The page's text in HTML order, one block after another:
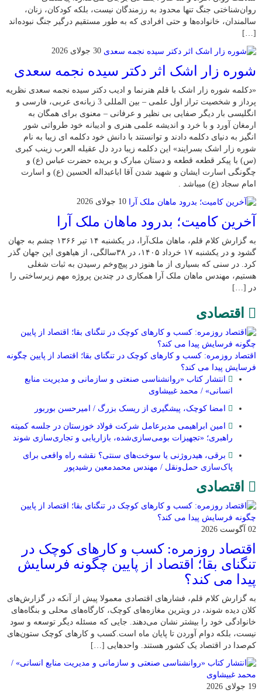
روان‌شناختی جنگ تنها محدود به رزمندگان نیست، بلکه کودکان، زنان،
سالمندان، خانواده‌ها و حتی افرادی که به طور مستقیم درگیر جنگ نبوده‌اند
[…]
30 جولای 2026
شوره زار اشک اثر دکتر سیده نجمه سعدی
«دکلمه شوره زار اشک با قلم هنرنما و ادیب دکتر سیده نجمه سعدی نظریه
پرداز و شخصیت تراز اول علمی – بین المللی 3 زبانه‌ی عربی، فارسی و
انگلیسی بار دیگر صفایی بی نظیر و عرفانی – معنوی برای همگان به
ارمغان آورد و با خرد و اندیشه علمی هنری و ادیبانه خود طرواتی شور
انگیز به دنیای دکلمه دادند و توانستند با دانش خود دکلمه ای زیبا به نام
شوره زار اشک بسرایند» این دکلمه زیبا درد دل عقیله العرب زینب کبری
(س) با پیکر قطعه قطعه و دستان مبارک و بریده حضرت عباس (ع) و
چگونگی اسارت ایشان و شهید شدن آقا اباعبداله الحسین (ع) و اسارت
امام سجاد (ع) میباشد .
10 جولای 2026
​آخرین کامیت؛ بدرود ماهان ملک آرا
به گزارش کلام قلم، ماهان ملک‌آرا، در یکشنبه ۱۴ تیر ۱۳۶۶ چشم به جهان
گشود و در یکشنبه ۱۷ خرداد ۱۴۰۵، در ۳۸سالگی، از هیاهوی این جهان گذر
کرد. در سنی که بسیاری از ما هنوز در پیچ‌وخم رسیدن به ثبات شغلی
هستیم، مهندس ماهان ملک آرا همکاری در چندین پروژه مهم زیرساختی را
در […]
اقتصادی
اقتصاد روزمره: کسب‌ و کارهای کوچک در تنگنای بقا؛ اقتصاد از پایین چگونه
فرسایش پیدا می کند؟
انتشار کتاب «روانشناسی صنعتی و سازمانی و مدیریت منابع
انسانی» / محمد غبیشاوی
امضا کوچک، پیشگیری از ریسک بزرگ / امیرحسن بوربور
امین ابراهیمی مدیرعامل شرکت فولاد خوزستان در جلسه کمیته
راهبری؛ «تجهیزات بومی‌سازی‌شده، بازاریابی و تجاری‌سازی شوند
برقی، هیدروژنی یا سوخت‌های سنتی؟ نقشه راه واقعی برای
پاک‌سازی حمل‌ونقل / مهندس محمدمعین رشیدپور
اقتصادی
02 آگوست 2026
اقتصاد روزمره: کسب‌ و کارهای کوچک در
تنگنای بقا؛ اقتصاد از پایین چگونه فرسایش
پیدا می کند؟
به گزارش کلام قلم، فشارهای اقتصادی معمولا پیش از آنکه در گزارش‌های
کلان دیده شوند، در ویترین مغازه‌های کوچک، کارگاه‌های محلی و بنگاه‌های
خانوادگی خود را بیشتر نشان می‌دهند. جایی که مسئله دیگر توسعه و سود
نیست، بلکه دوام آوردن تا پایان ماه است.کسب‌ و کارهای کوچک ستون‌های
کم‌صدا در اقتصاد یک کشور هستند. واحدهایی […]
19 جولای 2026